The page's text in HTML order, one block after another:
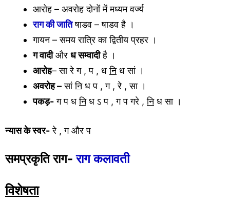
आरोह – अवरोह दोनों में मध्यम वर्ज्य
राग की जातिषाडव – षाडव है ।
गायन – समय रात्रि का द्वितीय प्रहर ।
ग वादीऔर ध सम्वादीहै ।
आरोह– सा रे ग , प , धनिध सां ।
अवरोह –सांनिध प , ग , रे , सा ।
पकड़-ग प धनिध ऽ प , ग प गरे ,निध सा ।
न्यास के स्वर-रे , ग और प
समप्रकृति राग-राग कलावती
विशेषता